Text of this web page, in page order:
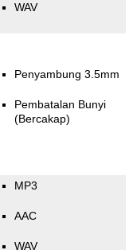
WAV
Penyambung 3.5mm
Pembatalan Bunyi
(Bercakap)
MP3
AAC
WAV